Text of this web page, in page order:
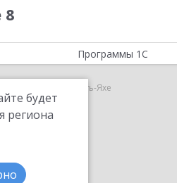
8
будет
региона
Программы 1С
ЮKassa в Пыть-Яхе